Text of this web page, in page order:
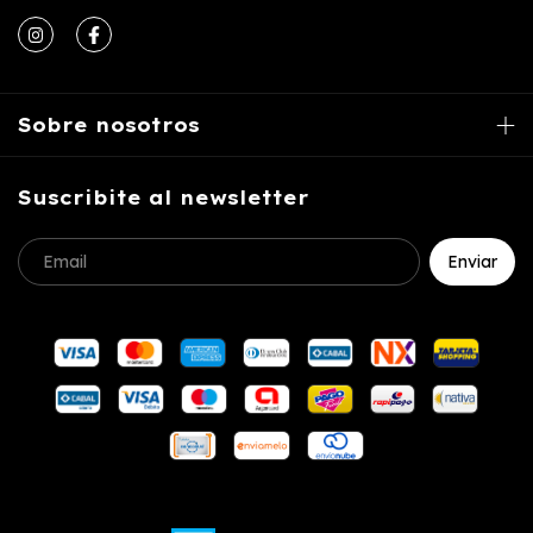
Sobre nosotros
Suscribite al newsletter